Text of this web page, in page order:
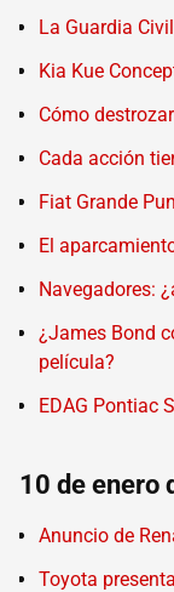
La Guardia
Kia Kue
Cómo
Cada acción
Fiat Grande
El
Navegadores:
¿James Bond
película?
EDAG Pontiac
10 de enero
Anuncio de
Toyota